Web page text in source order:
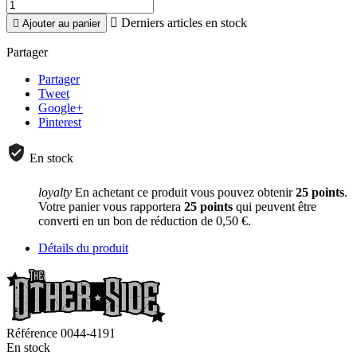
 Ajouter au panier  Derniers articles en stock
Partager
Partager
Tweet
Google+
Pinterest
En stock
loyalty En achetant ce produit vous pouvez obtenir25 points.
Votre panier vous rapportera 25 points qui peuvent être
converti en un bon de réduction de 0,50 €.
Détails du produit
Référence 0044-4191
En stock